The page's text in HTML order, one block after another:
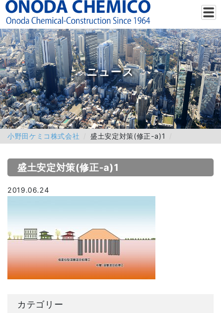
ニュース
小野田ケミコ株式会社 盛土安定対策(修正-a)1
盛土安定対策(修正-a)1
2019.06.24
カテゴリー